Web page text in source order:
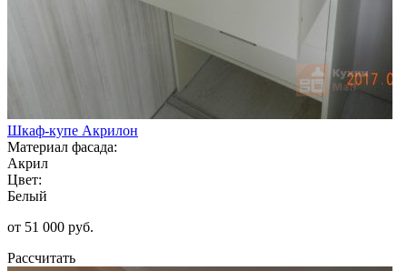
Шкаф-купе Акрилон
Материал фасада:
Акрил
Цвет:
Белый
от 51 000 руб.
Рассчитать